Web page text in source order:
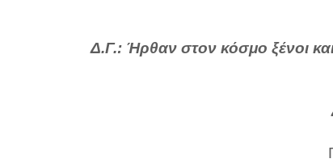
Δ.Γ.: Ήρθαν στον κόσμο ξένοι